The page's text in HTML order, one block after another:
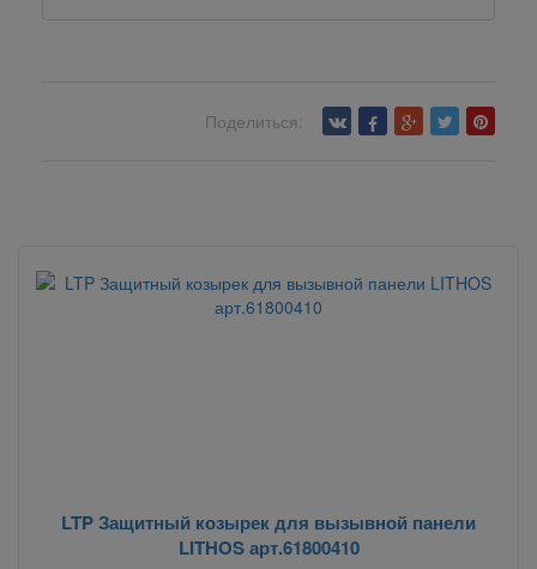
Поделиться:
LTP Защитный козырек для вызывной панели
LITHOS арт.61800410